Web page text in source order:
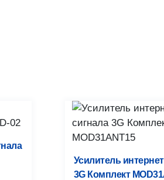
Усилитель
3G Комплект